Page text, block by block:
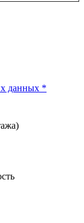
данных *